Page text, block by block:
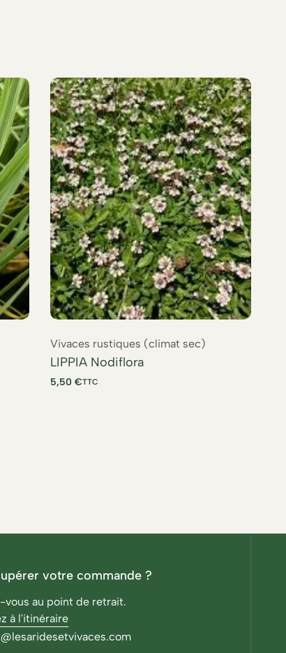
Vivaces rustiques (climat sec)
LIPPIA Nodiflora
5,50 €TTC
votre commande ?
vous au point de retrait.
à l'itinéraire